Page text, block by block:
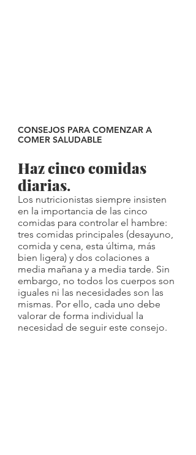
CONSEJOS PARA COMENZAR A
COMER SALUDABLE
Haz cinco comidas
diarias.
Los nutricionistas siempre insisten
en la importancia de las cinco
comidas para controlar el hambre:
tres comidas principales (desayuno,
comida y cena, esta última, más
bien ligera) y dos colaciones a
media mañana y a media tarde. Sin
embargo, no todos los cuerpos son
iguales ni las necesidades son las
mismas. Por ello, cada uno debe
valorar de forma individual la
necesidad de seguir este consejo.